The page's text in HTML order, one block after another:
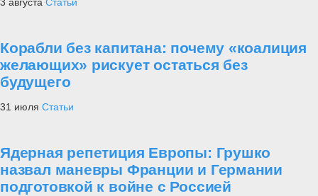
3 августа Статьи
Корабли без капитана: почему «коалиция
желающих» рискует остаться без
будущего
31 июля Статьи
Ядерная репетиция Европы: Грушко
назвал маневры Франции и Германии
подготовкой к войне с Россией